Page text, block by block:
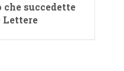
succedette
Lettere